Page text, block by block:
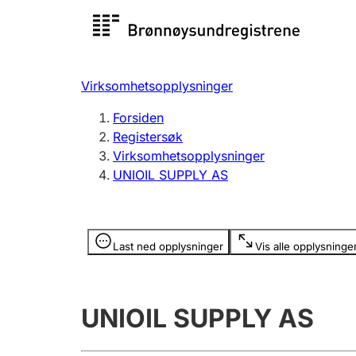
Registersøk
Registrere, endre, slette
Virksomhetsopplysninger
Forsiden
Registersøk
Virksomhetsopplysninger
UNIOIL SUPPLY AS
Last ned opplysninger Vis alle
Opplysninger er skjult
UNIOIL SUPPLY AS